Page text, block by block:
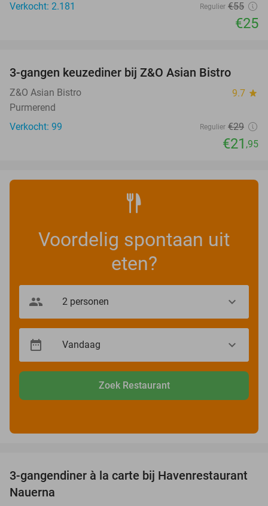
Verkocht: 2.181
Regulier €55
€25
3-gangen keuzediner bij Z&O Asian Bistro
Z&O Asian Bistro 9.7 star
Purmerend
Verkocht: 99
Regulier €29
€21 ,95
Voordelig spontaan uit
eten?
Zoek Restaurant
34%
3-gangendiner à la carte bij Havenrestaurant
Nauerna